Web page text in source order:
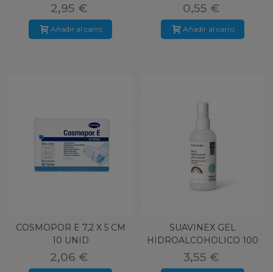
2,95 €
Añadir al carro
0,55 €
Añadir al carro
COSMOPOR E 7,2 X 5 CM
10 UNID
2,06 €
SUAVINEX GEL
HIDROALCOHOLICO 100
ML SPRAY
3,55 €